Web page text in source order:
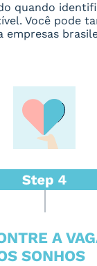
quando
Você pode
empresas
A
SONHOS